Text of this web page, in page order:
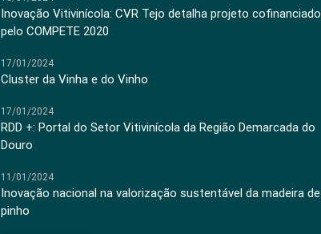
Inovação Vitivinícola: CVR Tejo detalha projeto cofinanciado
pelo COMPETE 2020
17/01/2024
Cluster da Vinha e do Vinho
17/01/2024
RDD +: Portal do Setor Vitivinícola da Região Demarcada do
Douro
11/01/2024
Inovação nacional na valorização sustentável da madeira de
pinho